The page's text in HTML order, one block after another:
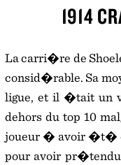
1914
La carri�re de
consid�rable. Sa
ligue, et il �tait un
dehors du top 10
joueur � avoir �t�
pour avoir